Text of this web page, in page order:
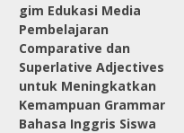
gim Edukasi Media
Pembelajaran
Comparative dan
Superlative Adjectives
untuk Meningkatkan
Kemampuan Grammar
Bahasa Inggris Siswa